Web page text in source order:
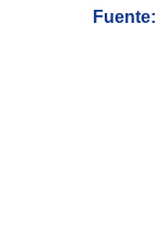
Fuente: